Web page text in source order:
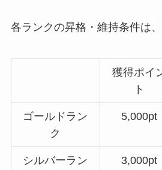
各ランクの昇格・維持条件は、
獲得ポイ
ト
ゴールドラン
ク
5,000pt
シルバーラン
3,000pt